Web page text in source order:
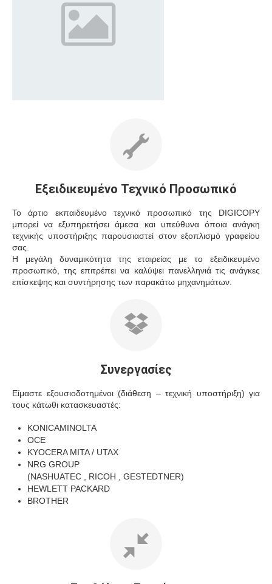
Εξειδικευμένο Τεχνικό Προσωπικό
Το άρτιο εκπαιδευμένο τεχνικό προσωπικό της DIGICOPY
μπορεί να εξυπηρετήσει άμεσα και υπεύθυνα όποια ανάγκη
τεχνικής υποστήριξης παρουσιαστεί στον εξοπλισμό γραφείου
σας.
Η μεγάλη δυναμικότητα της εταιρείας με το εξειδικευμένο
προσωπικό, της επιτρέπει να καλύψει πανελληνιά τις ανάγκες
επίσκεψης και συντήρησης των παρακάτω μηχανημάτων.
Συνεργασίες
Είμαστε εξουσιοδοτημένοι (διάθεση – τεχνική υποστήριξη) για
τους κάτωθι κατασκευαστές:
KONICAMINOLTA
OCE
KYOCERA MITA / UTAX
NRG GROUP
(NASHUATEC , RICOH , GESTEDTNER)
HEWLETT PACKARD
BROTHER